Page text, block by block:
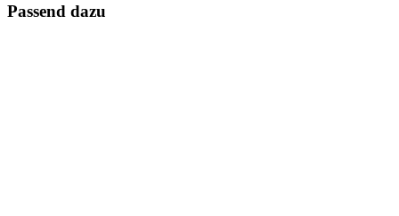
Passend dazu